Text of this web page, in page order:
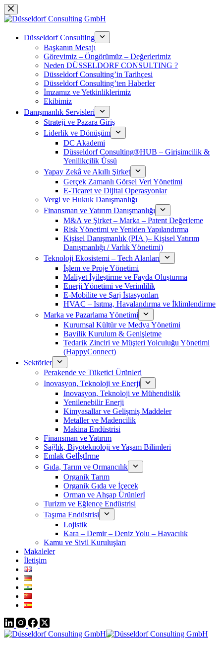
Skip
to
Düsseldorf ConsultIng
Başkanın Mesajı
Görevimiz – Öngörümüz – Değerlerimiz
Neden DÜSSELDORF CONSULTING ?
Düsseldorf Consulting’in Tarihçesi
Düsseldorf Consulting’ten Haberler
İmzamız ve Yetkinliklerimiz
Ekibimiz
Danışmanlık Servisleri
Strateji ve Pazara Giriş
Liderlik ve Dönüşüm
DC Akademi
Düsseldorf Consulting®HUB – Girişimcilik &
Yenilikçilik Üssü
Yapay Zekâ ve Akıllı Şirket
Gerçek Zamanlı Görsel Veri Yönetimi
E-Ticaret ve Dijital Operasyonlar
Vergi ve Hukuk Danışmanlığı
Finansman ve Yatırım Danışmanlığı
M&A ve Şirket – Marka – Patent Değerleme
Risk Yönetimi ve Yeniden Yapılandırma
Kişisel Danışmanlık (PIA )– Kişisel Yatırım
Danışmanlığı / Varlık Yönetimi)
Teknoloji Ekosistemi – Tech Alanları
İşlem ve Proje Yönetimi
Maliyet İyileştirme ve Fayda Oluşturma
Enerji Yönetimi ve Verimlilik
E-Mobilite ve Şarj İstasyonları
HVAC – Isıtma, Havalandırma ve İklimlendirme
Marka ve Pazarlama Yönetimi
Kurumsal Kültür ve Medya Yönetimi
Bayilik Kurulum & Genişletme
Tedarik Zinciri ve Müşteri Yolculuğu Yönetimi
(HappyConnect)
Sektörler
Perakende ve Tüketici Ürünleri
Inovasyon, Teknoloji ve Enerji
Inovasyon, Teknoloji ve Mühendislik
Yenilenebilir Enerji
Kimyasallar ve Gelişmiş Maddeler
Metaller ve Madencilik
Makina Endüstrisi
Finansman ve Yatırım
Sağlık, Biyoteknoloji ve Yaşam Bilimleri
Emlak Gelİştİrme
Gıda, Tarım ve Ormancılık
Organik Tarım
Organik Gıda ve İçecek
Orman ve Ahşap Ürünlerİ
Turizm ve Eğlence Endüstrisi
Taşıma Endüstrisi
Lojistik
Kara – Demir – Deniz Yolu – Havacılık
Kamu ve Sivil Kuruluşları
Makaleler
İletişim